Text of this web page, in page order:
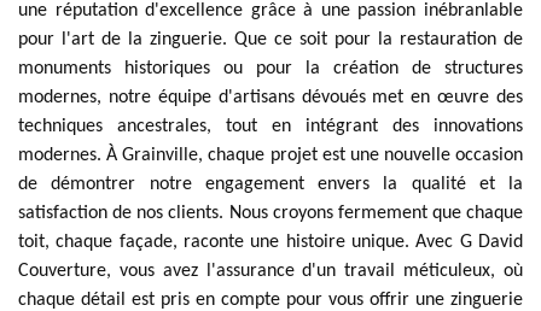
une réputation d'excellence grâce à une passion inébranlable
pour l'art de la zinguerie. Que ce soit pour la restauration de
monuments historiques ou pour la création de structures
modernes, notre équipe d'artisans dévoués met en œuvre des
techniques ancestrales, tout en intégrant des innovations
modernes. À Grainville, chaque projet est une nouvelle occasion
de démontrer notre engagement envers la qualité et la
satisfaction de nos clients. Nous croyons fermement que chaque
toit, chaque façade, raconte une histoire unique. Avec G David
Couverture, vous avez l'assurance d'un travail méticuleux, où
chaque détail est pris en compte pour vous offrir une zinguerie